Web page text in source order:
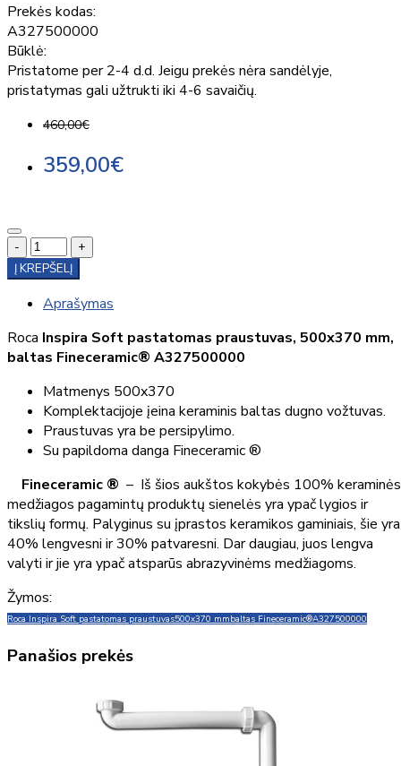
Prekės kodas:
A327500000
Būklė:
Pristatome per 2-4 d.d. Jeigu prekės nėra sandėlyje,
pristatymas gali užtrukti iki 4-6 savaičių.
460,00€
359,00€
-
+
Į KREPŠELĮ
Aprašymas
Roca Inspira Soft pastatomas praustuvas, 500x370 mm,
baltas Fineceramic® A327500000
Matmenys 500x370
Komplektacijoje įeina keraminis baltas dugno vožtuvas.
Praustuvas yra be persipylimo.
Su papildoma danga Fineceramic ®
Fineceramic ® – Iš šios aukštos kokybės 100% keraminės
medžiagos pagamintų produktų sienelės yra ypač lygios ir
tikslių formų. Palyginus su įprastos keramikos gaminiais, šie yra
40% lengvesni ir 30% patvaresni. Dar daugiau, juos lengva
valyti ir jie yra ypač atsparūs abrazyvinėms medžiagoms.
Žymos:
Roca Inspira Soft pastatomas praustuvas500x370 mmbaltas Fineceramic®A327500000
Panašios prekės